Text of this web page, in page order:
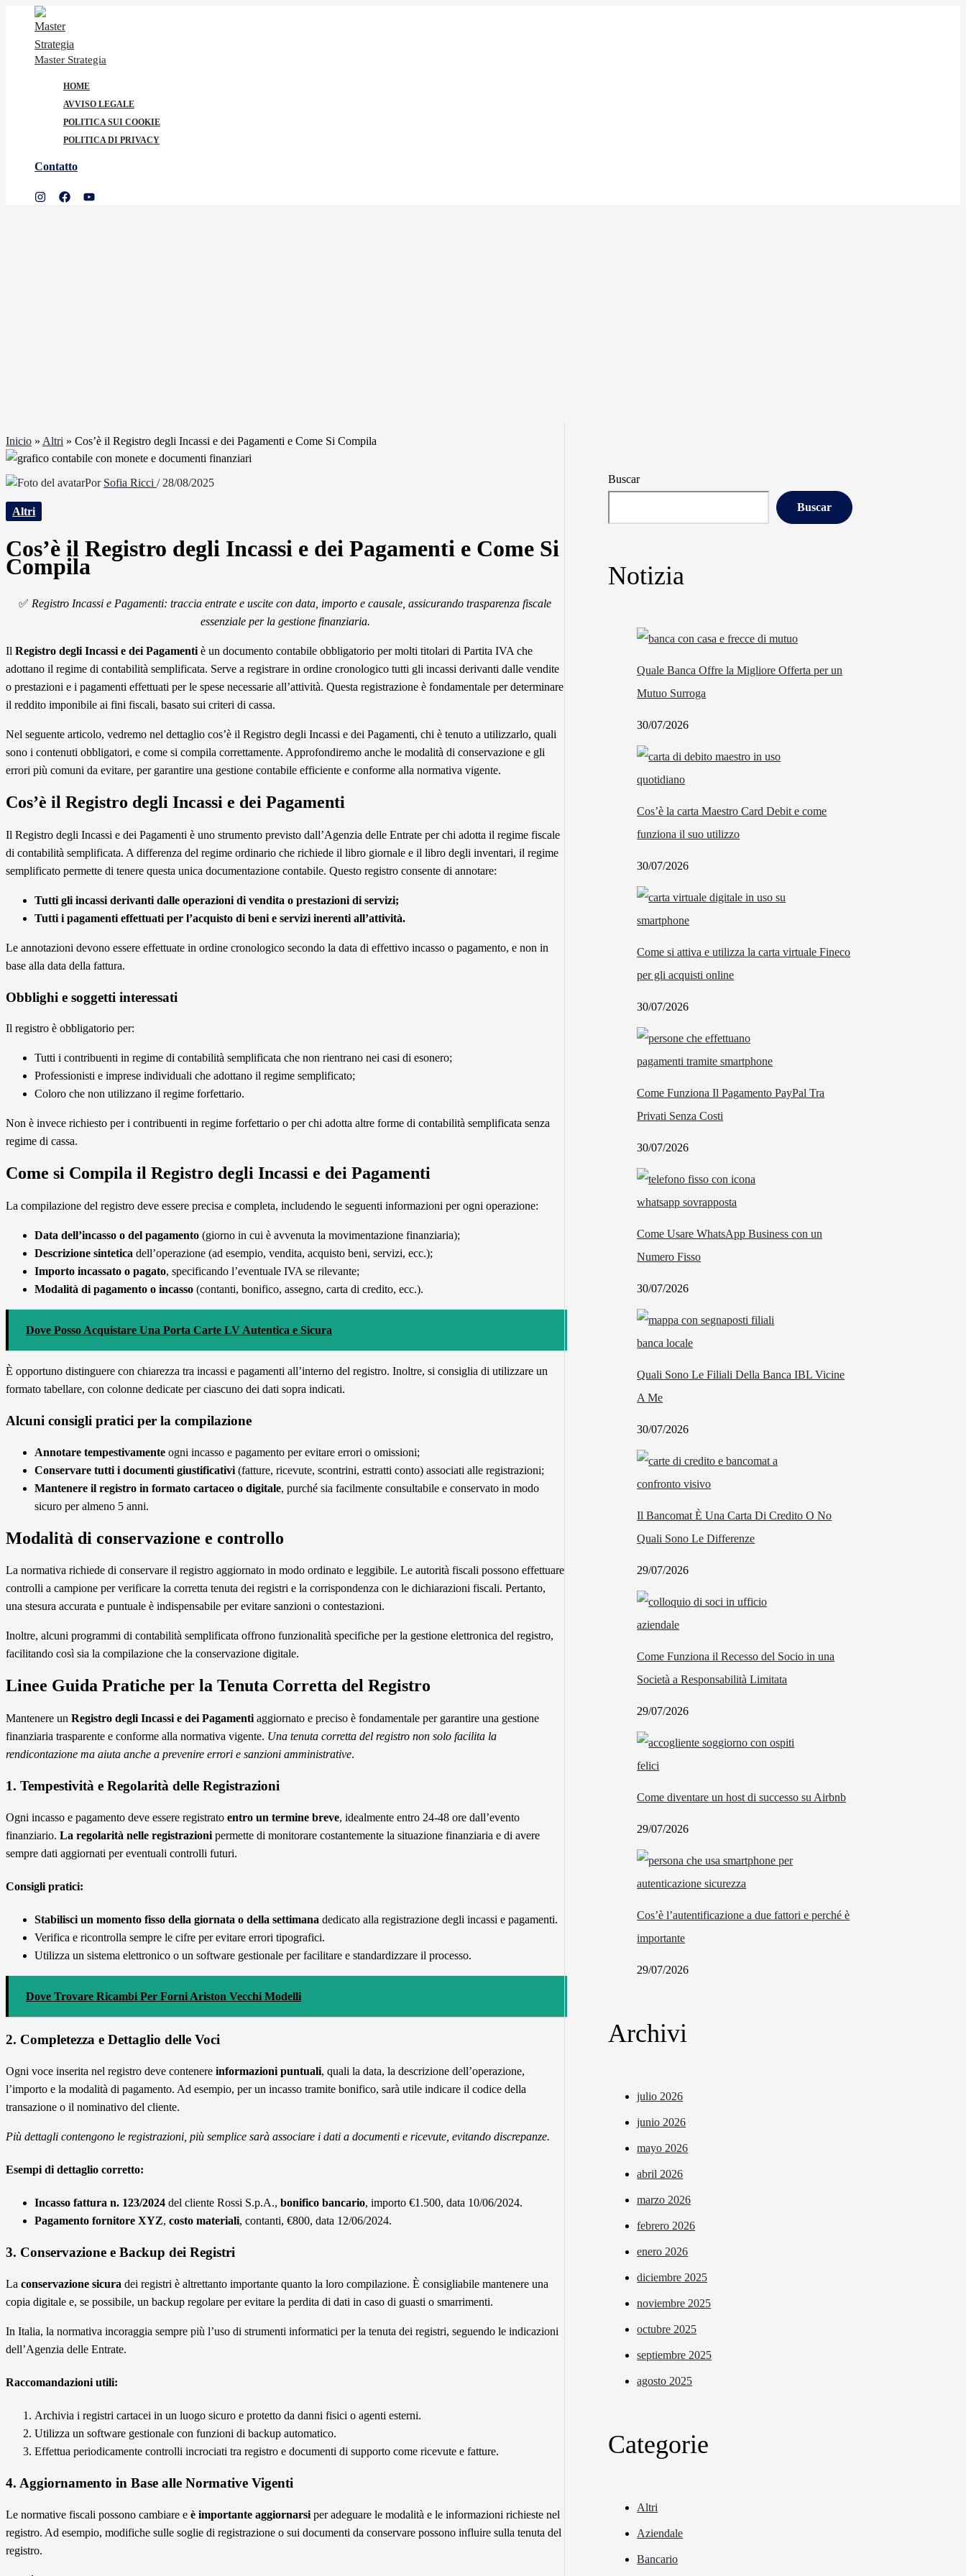
contenido
Master Strategia
HOME
AVVISO LEGALE
POLITICA SUI COOKIE
POLITICA DI PRIVACY
Contatto
Inicio » Altri » Cos’è il Registro degli Incassi e dei Pagamenti e Come Si Compila
Por Sofia Ricci / 28/08/2025
Altri
Cos’è il Registro degli Incassi e dei Pagamenti e Come Si
Compila
✅ Registro Incassi e Pagamenti: traccia entrate e uscite con data, importo e causale, assicurando trasparenza fiscale
essenziale per la gestione finanziaria.
Il Registro degli Incassi e dei Pagamenti è un documento contabile obbligatorio per molti titolari di Partita IVA che
adottano il regime di contabilità semplificata. Serve a registrare in ordine cronologico tutti gli incassi derivanti dalle vendite
o prestazioni e i pagamenti effettuati per le spese necessarie all’attività. Questa registrazione è fondamentale per determinare
il reddito imponibile ai fini fiscali, basato sui criteri di cassa.
Nel seguente articolo, vedremo nel dettaglio cos’è il Registro degli Incassi e dei Pagamenti, chi è tenuto a utilizzarlo, quali
sono i contenuti obbligatori, e come si compila correttamente. Approfondiremo anche le modalità di conservazione e gli
errori più comuni da evitare, per garantire una gestione contabile efficiente e conforme alla normativa vigente.
Cos’è il Registro degli Incassi e dei Pagamenti
Il Registro degli Incassi e dei Pagamenti è uno strumento previsto dall’Agenzia delle Entrate per chi adotta il regime fiscale
di contabilità semplificata. A differenza del regime ordinario che richiede il libro giornale e il libro degli inventari, il regime
semplificato permette di tenere questa unica documentazione contabile. Questo registro consente di annotare:
Tutti gli incassi derivanti dalle operazioni di vendita o prestazioni di servizi;
Tutti i pagamenti effettuati per l’acquisto di beni e servizi inerenti all’attività.
Le annotazioni devono essere effettuate in ordine cronologico secondo la data di effettivo incasso o pagamento, e non in
base alla data della fattura.
Obblighi e soggetti interessati
Il registro è obbligatorio per:
Tutti i contribuenti in regime di contabilità semplificata che non rientrano nei casi di esonero;
Professionisti e imprese individuali che adottano il regime semplificato;
Coloro che non utilizzano il regime forfettario.
Non è invece richiesto per i contribuenti in regime forfettario o per chi adotta altre forme di contabilità semplificata senza
regime di cassa.
Come si Compila il Registro degli Incassi e dei Pagamenti
La compilazione del registro deve essere precisa e completa, includendo le seguenti informazioni per ogni operazione:
Data dell’incasso o del pagamento (giorno in cui è avvenuta la movimentazione finanziaria);
Descrizione sintetica dell’operazione (ad esempio, vendita, acquisto beni, servizi, ecc.);
Importo incassato o pagato, specificando l’eventuale IVA se rilevante;
Modalità di pagamento o incasso (contanti, bonifico, assegno, carta di credito, ecc.).
Dove Posso Acquistare Una Porta Carte LV Autentica e Sicura
È opportuno distinguere con chiarezza tra incassi e pagamenti all’interno del registro. Inoltre, si consiglia di utilizzare un
formato tabellare, con colonne dedicate per ciascuno dei dati sopra indicati.
Alcuni consigli pratici per la compilazione
Annotare tempestivamente ogni incasso e pagamento per evitare errori o omissioni;
Conservare tutti i documenti giustificativi (fatture, ricevute, scontrini, estratti conto) associati alle registrazioni;
Mantenere il registro in formato cartaceo o digitale, purché sia facilmente consultabile e conservato in modo
sicuro per almeno 5 anni.
Modalità di conservazione e controllo
La normativa richiede di conservare il registro aggiornato in modo ordinato e leggibile. Le autorità fiscali possono effettuare
controlli a campione per verificare la corretta tenuta dei registri e la corrispondenza con le dichiarazioni fiscali. Pertanto,
una stesura accurata e puntuale è indispensabile per evitare sanzioni o contestazioni.
Inoltre, alcuni programmi di contabilità semplificata offrono funzionalità specifiche per la gestione elettronica del registro,
facilitando così sia la compilazione che la conservazione digitale.
Linee Guida Pratiche per la Tenuta Corretta del Registro
Mantenere un Registro degli Incassi e dei Pagamenti aggiornato e preciso è fondamentale per garantire una gestione
finanziaria trasparente e conforme alla normativa vigente. Una tenuta corretta del registro non solo facilita la
rendicontazione ma aiuta anche a prevenire errori e sanzioni amministrative.
1. Tempestività e Regolarità delle Registrazioni
Ogni incasso e pagamento deve essere registrato entro un termine breve, idealmente entro 24-48 ore dall’evento
finanziario. La regolarità nelle registrazioni permette di monitorare costantemente la situazione finanziaria e di avere
sempre dati aggiornati per eventuali controlli futuri.
Consigli pratici:
Stabilisci un momento fisso della giornata o della settimana dedicato alla registrazione degli incassi e pagamenti.
Verifica e ricontrolla sempre le cifre per evitare errori tipografici.
Utilizza un sistema elettronico o un software gestionale per facilitare e standardizzare il processo.
Dove Trovare Ricambi Per Forni Ariston Vecchi Modelli
2. Completezza e Dettaglio delle Voci
Ogni voce inserita nel registro deve contenere informazioni puntuali, quali la data, la descrizione dell’operazione,
l’importo e la modalità di pagamento. Ad esempio, per un incasso tramite bonifico, sarà utile indicare il codice della
transazione o il nominativo del cliente.
Più dettagli contengono le registrazioni, più semplice sarà associare i dati a documenti e ricevute, evitando discrepanze.
Esempi di dettaglio corretto:
Incasso fattura n. 123/2024 del cliente Rossi S.p.A., bonifico bancario, importo €1.500, data 10/06/2024.
Pagamento fornitore XYZ, costo materiali, contanti, €800, data 12/06/2024.
3. Conservazione e Backup dei Registri
La conservazione sicura dei registri è altrettanto importante quanto la loro compilazione. È consigliabile mantenere una
copia digitale e, se possibile, un backup regolare per evitare la perdita di dati in caso di guasti o smarrimenti.
In Italia, la normativa incoraggia sempre più l’uso di strumenti informatici per la tenuta dei registri, seguendo le indicazioni
dell’Agenzia delle Entrate.
Raccomandazioni utili:
Archivia i registri cartacei in un luogo sicuro e protetto da danni fisici o agenti esterni.
Utilizza un software gestionale con funzioni di backup automatico.
Effettua periodicamente controlli incrociati tra registro e documenti di supporto come ricevute e fatture.
4. Aggiornamento in Base alle Normative Vigenti
Le normative fiscali possono cambiare e è importante aggiornarsi per adeguare le modalità e le informazioni richieste nel
registro. Ad esempio, modifiche sulle soglie di registrazione o sui documenti da conservare possono influire sulla tenuta del
registro.
Buscar
Buscar
Notizia
Quale Banca Offre la Migliore Offerta per un
Mutuo Surroga
30/07/2026
Cos’è la carta Maestro Card Debit e come
funziona il suo utilizzo
30/07/2026
Come si attiva e utilizza la carta virtuale Fineco
per gli acquisti online
30/07/2026
Come Funziona Il Pagamento PayPal Tra
Privati Senza Costi
30/07/2026
Come Usare WhatsApp Business con un
Numero Fisso
30/07/2026
Quali Sono Le Filiali Della Banca IBL Vicine
A Me
30/07/2026
Il Bancomat È Una Carta Di Credito O No
Quali Sono Le Differenze
29/07/2026
Come Funziona il Recesso del Socio in una
Società a Responsabilità Limitata
29/07/2026
Come diventare un host di successo su Airbnb
29/07/2026
Cos’è l’autentificazione a due fattori e perché è
importante
29/07/2026
Archivi
julio 2026
junio 2026
mayo 2026
abril 2026
marzo 2026
febrero 2026
enero 2026
diciembre 2025
noviembre 2025
octubre 2025
septiembre 2025
agosto 2025
Categorie
Altri
Aziendale
Bancario